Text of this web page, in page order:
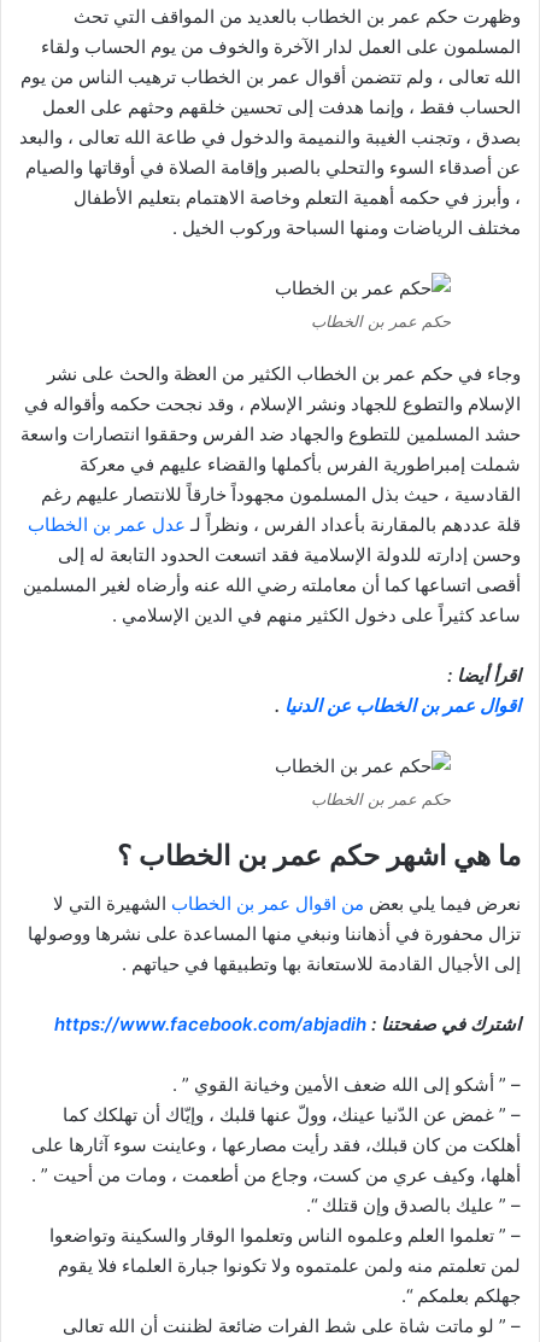
وظهرت حكم عمر بن الخطاب بالعديد من المواقف التي تحث
المسلمون على العمل لدار الآخرة والخوف من يوم الحساب ولقاء
الله تعالى ، ولم تتضمن أقوال عمر بن الخطاب ترهيب الناس من يوم
الحساب فقط ، وإنما هدفت إلى تحسين خلقهم وحثهم على العمل
بصدق ، وتجنب الغيبة والنميمة والدخول في طاعة الله تعالى ، والبعد
عن أصدقاء السوء والتحلي بالصبر وإقامة الصلاة في أوقاتها والصيام
، وأبرز في حكمه أهمية التعلم وخاصة الاهتمام بتعليم الأطفال
مختلف الرياضات ومنها السباحة وركوب الخيل .
حكم عمر بن الخطاب
وجاء في حكم عمر بن الخطاب الكثير من العظة والحث على نشر
الإسلام والتطوع للجهاد ونشر الإسلام ، وقد نجحت حكمه وأقواله في
حشد المسلمين للتطوع والجهاد ضد الفرس وحققوا انتصارات واسعة
شملت إمبراطورية الفرس بأكملها والقضاء عليهم في معركة
القادسية ، حيث بذل المسلمون مجهوداً خارقاً للانتصار عليهم رغم
قلة عددهم بالمقارنة بأعداد الفرس ، ونظراً لـ عدل عمر بن الخطاب
وحسن إدارته للدولة الإسلامية فقد اتسعت الحدود التابعة له إلى
أقصى اتساعها كما أن معاملته رضي الله عنه وأرضاه لغير المسلمين
ساعد كثيراً على دخول الكثير منهم في الدين الإسلامي .
اقرأ أيضا :
اقوال عمر بن الخطاب عن الدنيا .
حكم عمر بن الخطاب
ما هي اشهر حكم عمر بن الخطاب ؟
نعرض فيما يلي بعض من اقوال عمر بن الخطاب الشهيرة التي لا
تزال محفورة في أذهاننا ونبغي منها المساعدة على نشرها ووصولها
إلى الأجيال القادمة للاستعانة بها وتطبيقها في حياتهم .
اشترك في صفحتنا : https://www.facebook.com/abjadih
– ” أشكو إلى الله ضعف الأمين وخيانة القوي ” .
– ” غمض عن الدّنيا عينك، وولّ عنها قلبك ، وإيّاك أن تهلكك كما
أهلكت من كان قبلك، فقد رأيت مصارعها ، وعاينت سوء آثارها على
أهلها، وكيف عري من كست، وجاع من أطعمت ، ومات من أحيت ” .
– ” عليك بالصدق وإن قتلك “.
– ” تعلموا العلم وعلموه الناس وتعلموا الوقار والسكينة وتواضعوا
لمن تعلمتم منه ولمن علمتموه ولا تكونوا جبارة العلماء فلا يقوم
جهلكم بعلمكم “.
– ” لو ماتت شاة على شط الفرات ضائعة لظننت أن الله تعالى